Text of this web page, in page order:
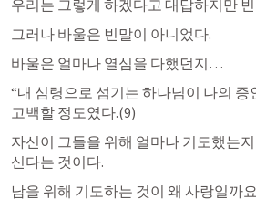
우리는 그렇게 하겠다고 대답하지만
그러나 바울은 빈말이 아니었다.
바울은 얼마나 열심을 다했던지…
“내 심령으로 섬기는 하나님이 나의 증
고백할 정도였다.(9)
자신이 그들을 위해 얼마나 기도했는
신다는 것이다.
남을 위해 기도하는 것이 왜 사랑일까